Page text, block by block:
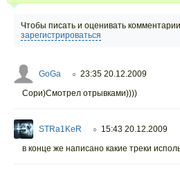
Чтобы писать и оценивать
зарегистрироваться
GoGa ○ 23:35 20.12.2009
Сори)Смотрел отрывками))))
STRa1KeR ○ 15:43 20.12.2009
в конце же написано какие треки